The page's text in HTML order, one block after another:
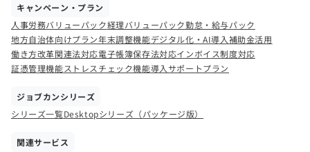
キャンペーン・プラン
人事労務バリューパック経理バリューパック勤怠・給与パック
地方自治体向けプラン年末調整機能デジタル化・AI導入補助金活用
働き方改革関連法対応電子帳簿保存法対応インボイス制度対応
証憑管理機能ストレスチェック機能導入サポートプラン
ジョブカンシリーズ
シリーズ一覧Desktopシリーズ（パッケージ版）
関連サービス